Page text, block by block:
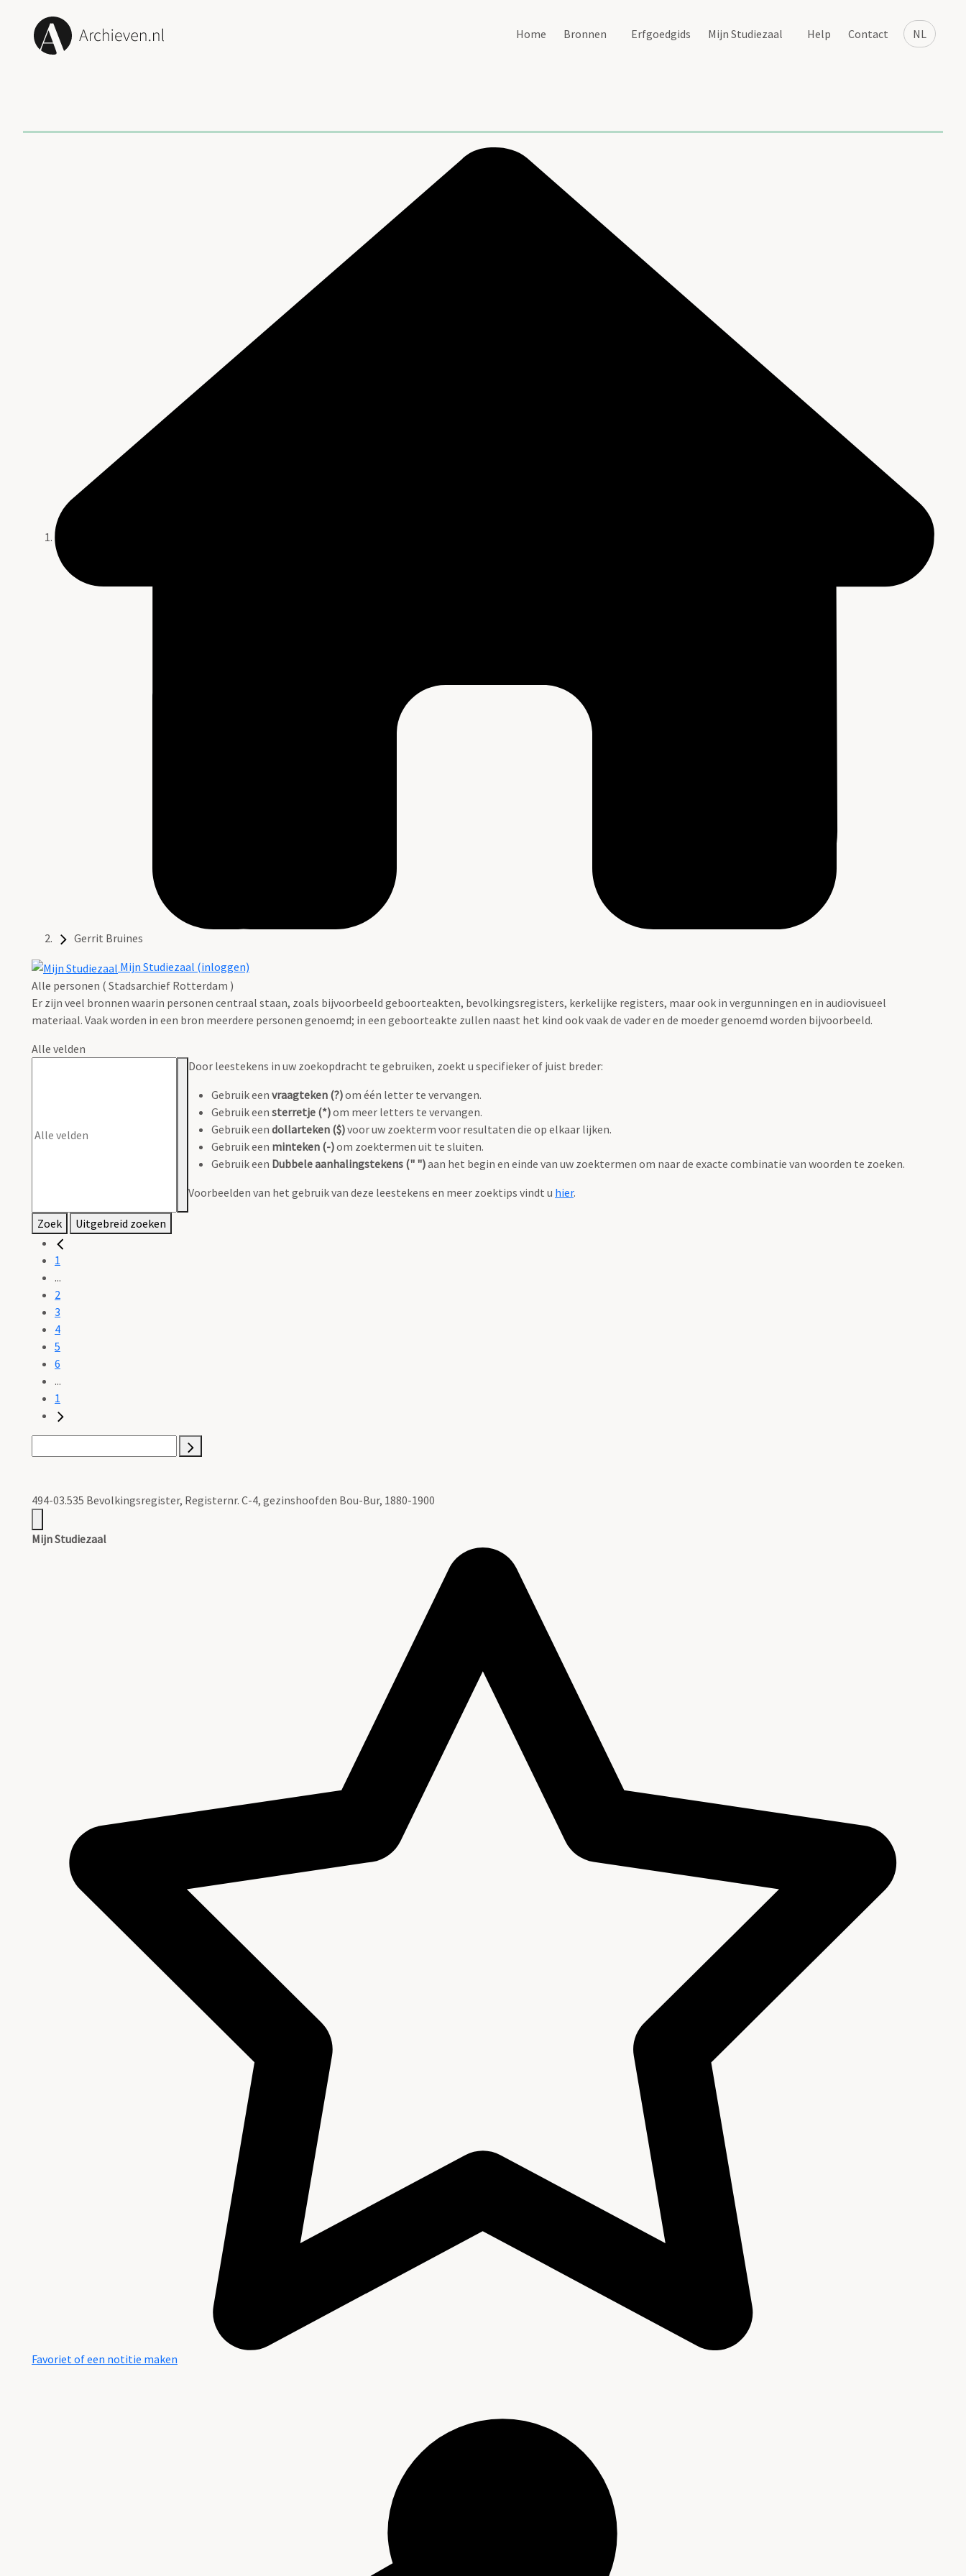
NL
Home Bronnen Erfgoedgids Mijn Studiezaal Help Contact
Gerrit Bruines
Mijn Studiezaal (inloggen)
Alle personen ( Stadsarchief Rotterdam )
Er zijn veel bronnen waarin personen centraal staan, zoals bijvoorbeeld geboorteakten, bevolkingsregisters, kerkelijke registers, maar ook in vergunningen en in audiovisueel
materiaal. Vaak worden in een bron meerdere personen genoemd; in een geboorteakte zullen naast het kind ook vaak de vader en de moeder genoemd worden bijvoorbeeld.
Alle velden
Door leestekens in uw zoekopdracht te gebruiken, zoekt u specifieker of juist breder:
Gebruik een vraagteken (?)om één letter te vervangen.
Gebruik een sterretje (*)om meer letters te vervangen.
Gebruik een dollarteken ($)voor uw zoekterm voor resultaten die op elkaar lijken.
Gebruik een minteken (-)om zoektermen uit te sluiten.
Gebruik een Dubbele aanhalingstekens (" ")aan het begin en einde van uw zoektermen om naar de exacte combinatie van woorden te zoeken.
Voorbeelden van het gebruik van deze leestekens en meer zoektips vindt u hier.
Zoek Uitgebreid zoeken
1
...
2
3
4
5
6
...
1
494-03.535 Bevolkingsregister, Registernr. C-4, gezinshoofden Bou-Bur, 1880-1900
Mijn Studiezaal
Favoriet of een notitie maken